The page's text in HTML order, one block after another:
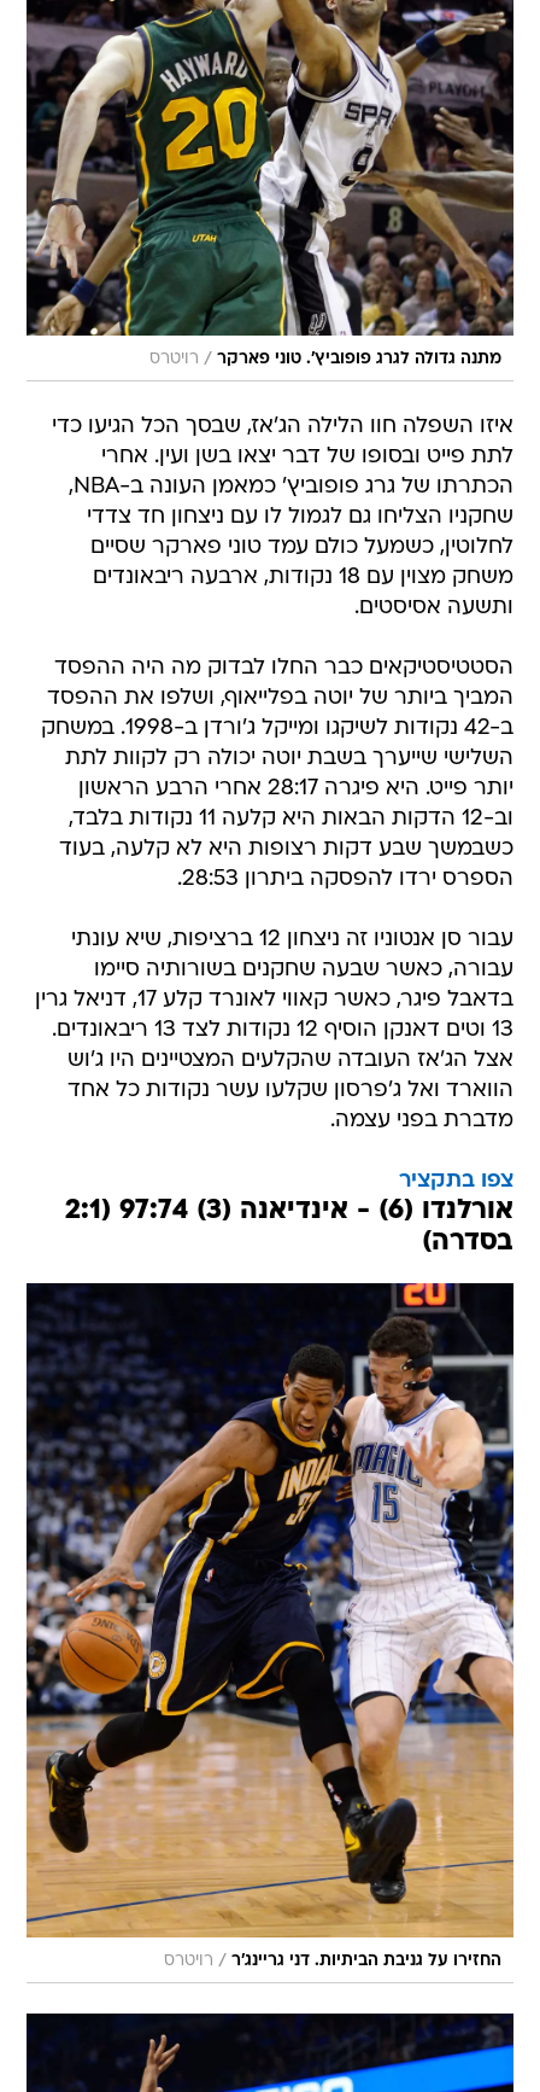
מתנה גדולה לגרג פופוביץ'. טוני פארקר / רויטרס
איזו השפלה חוו הלילה הג'אז, שבסך הכל הגיעו כדי
לתת פייט ובסופו של דבר יצאו בשן ועין. אחרי
הכתרתו של גרג פופוביץ' כמאמן העונה ב-NBA,
שחקניו הצליחו גם לגמול לו עם ניצחון חד צדדי
לחלוטין, כשמעל כולם עמד טוני פארקר שסיים
משחק מצוין עם 18 נקודות, ארבעה ריבאונדים
ותשעה אסיסטים.
הסטטיסטיקאים כבר החלו לבדוק מה היה ההפסד
המביך ביותר של יוטה בפלייאוף, ושלפו את ההפסד
ב-42 נקודות לשיקגו ומייקל ג'ורדן ב-1998. במשחק
השלישי שייערך בשבת יוטה יכולה רק לקוות לתת
יותר פייט. היא פיגרה 28:17 אחרי הרבע הראשון
וב-12 הדקות הבאות היא קלעה 11 נקודות בלבד,
כשבמשך שבע דקות רצופות היא לא קלעה, בעוד
הספרס ירדו להפסקה ביתרון 28:53.
עבור סן אנטוניו זה ניצחון 12 ברציפות, שיא עונתי
עבורה, כאשר שבעה שחקנים בשורותיה סיימו
בדאבל פיגר, כאשר קאווי לאונרד קלע 17, דניאל גרין
13 וטים דאנקן הוסיף 12 נקודות לצד 13 ריבאונדים.
אצל הג'אז העובדה שהקלעים המצטיינים היו ג'וש
הווארד ואל ג'פרסון שקלעו עשר נקודות כל אחד
מדברת בפני עצמה.
צפו בתקציר
אורלנדו (6) - אינדיאנה (3) 97:74 (2:1
בסדרה)
החזירו על גניבת הביתיות. דני גריינג'ר / רויטרס